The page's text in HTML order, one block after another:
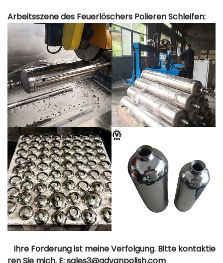
Arbeitsszene des Feuerlöschers Polieren Schleifen:
Ihre Forderung ist meine Verfolgung. Bitte kontaktie
ren Sie mich. E: sales3@advanpolish.com